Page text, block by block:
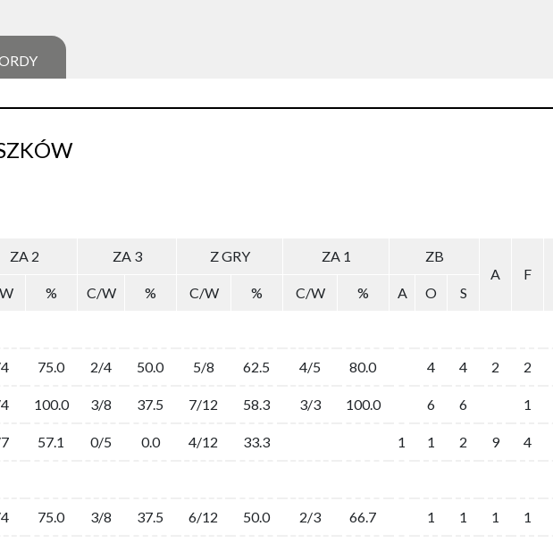
ZA 2 ZA 3 Z GRY ZA 1
ZB
A
F
% C/W % C/W % C/W % A O S
75.0 2/4 50.0 5/8 62.5 4/5 80.0 4 4 2 2
100.0 3/8 37.5 7/12 58.3 3/3 100.0 6 6 1
57.1 0/5 0.0 4/12 33.3 1 1 2 9 4
75.0 3/8 37.5 6/12 50.0 2/3 66.7 1 1 1 1